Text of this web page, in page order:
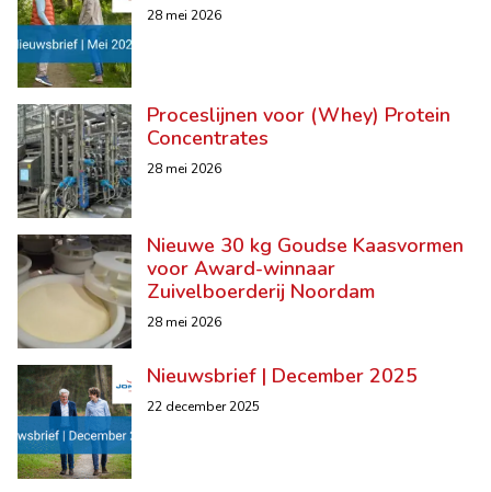
28 mei 2026
Proceslijnen voor (Whey) Protein
Concentrates
28 mei 2026
Nieuwe 30 kg Goudse Kaasvormen
voor Award-winnaar
Zuivelboerderij Noordam
28 mei 2026
Nieuwsbrief | December 2025
22 december 2025